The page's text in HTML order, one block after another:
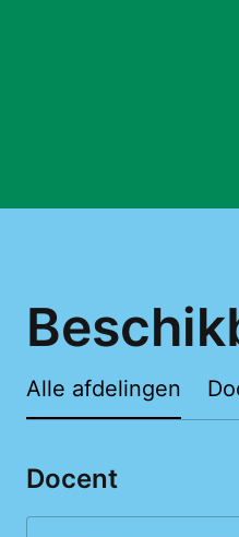
Alle afdelingen
Docent